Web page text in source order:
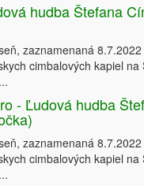
hudba Štefana
zaznamenaná
cimbalových kapiel na
- Ľudová hudba
zaznamenaná
cimbalových kapiel na